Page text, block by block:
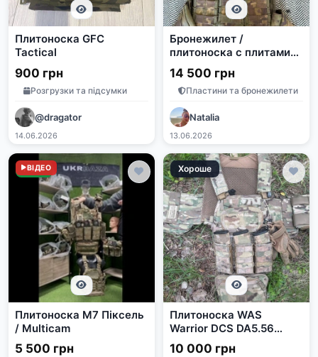
Плитоноска GFC
Tactical
900 грн
Розгрузки та підсумки
@dragator
14.06.2026
Бронежилет /
плитоноска с плитами
NIJ Level IV, дата
производства 09/2022
14 500 грн
Пластини та бронежилети
Natalia
13.06.2026
Нове
ВІДЕО
Плитоноска М7 Піксель
/ Multicam
5 500 грн
Хороше
Плитоноска WAS
Warrior DCS DA5.56
Multicam
10 000 грн